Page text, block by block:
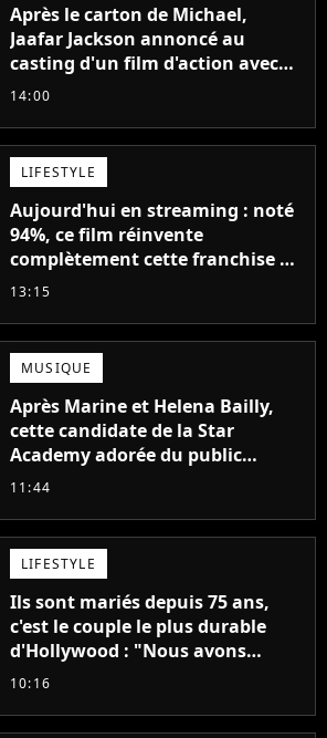
Après le carton de Michael,
Jaafar Jackson annoncé au
casting d'un film d'action avec
Will Smith
14:00
LIFESTYLE
Aujourd'hui en streaming : noté
94%, ce film réinvente
complètement cette franchise de
science-fiction vieille de 40 ans
13:15
MUSIQUE
Après Marine et Helena Bailly,
cette candidate de la Star
Academy adorée du public
annonce son premier album,
11:44
LIFESTYLE
Ils sont mariés depuis 75 ans,
c'est le couple le plus durable
d'Hollywood : "Nous avons
avancé jour après jour, et les
décennies"
10:16